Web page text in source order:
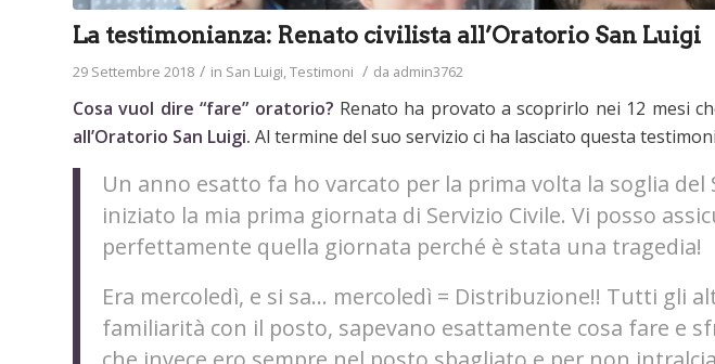
La testimonianza: Renato civilista all’Oratorio San Luigi
29 Settembre 2018 / in San Luigi Testimoni / da admin3762
Cosa vuol dire “fare” oratorio? Renato ha provato a scoprirlo nei 12 mesi
all’Oratorio San Luigi. Al termine del suo servizio ci ha lasciato questa
Un anno esatto fa ho varcato per la prima volta la soglia del
iniziato la mia prima giornata di Servizio Civile. Vi posso
perfettamente quella giornata perché è stata una tragedia!
Era mercoledì, e si sa… mercoledì = Distribuzione!! Tutti gli
familiarità con il posto, sapevano esattamente cosa fare e